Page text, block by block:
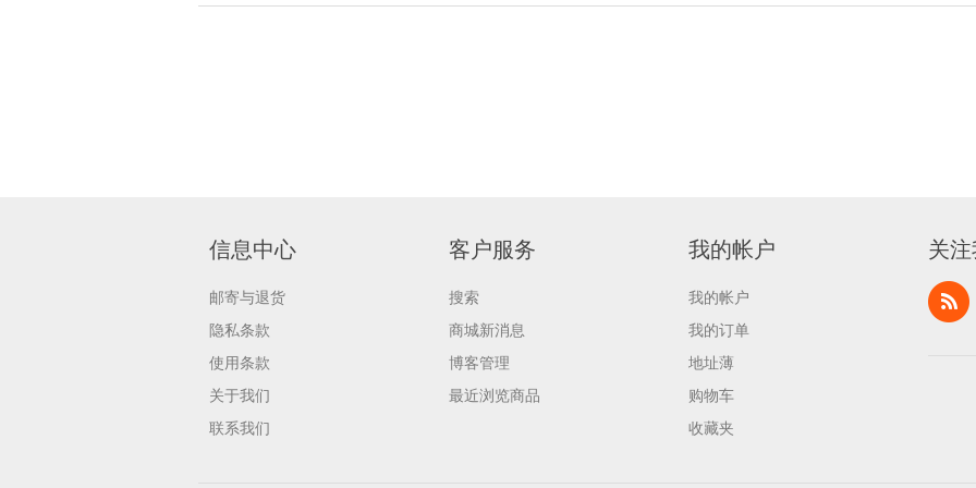
信息中心
邮寄与退货
隐私条款
使用条款
关于我们
联系我们
客户服务
搜索
商城新消息
博客管理
最近浏览商品
我的帐户
我的帐户
我的订单
地址薄
购物车
收藏夹
关